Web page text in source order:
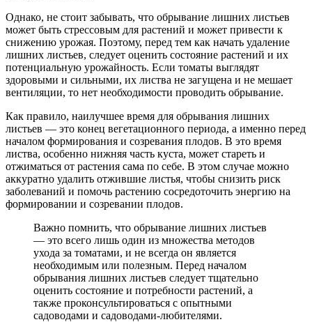
Однако, не стоит забывать, что обрывание лишних листьев
может быть стрессовым для растений и может привести к
снижению урожая. Поэтому, перед тем как начать удаление
лишних листьев, следует оценить состояние растений и их
потенциальную урожайность. Если томаты выглядят
здоровыми и сильными, их листва не загущена и не мешает
вентиляции, то нет необходимости проводить обрывание.
Как правило, наилучшее время для обрывания лишних
листьев — это конец вегетационного периода, а именно перед
началом формирования и созревания плодов. В это время
листва, особенно нижняя часть куста, может стареть и
отжиматься от растения сама по себе. В этом случае можно
аккуратно удалить отжившие листья, чтобы снизить риск
заболеваний и помочь растению сосредоточить энергию на
формировании и созревании плодов.
Важно помнить, что обрывание лишних листьев
— это всего лишь один из множества методов
ухода за томатами, и не всегда он является
необходимым или полезным. Перед началом
обрывания лишних листьев следует тщательно
оценить состояние и потребности растений, а
также проконсультироваться с опытными
садоводами и садоводами-любителями.